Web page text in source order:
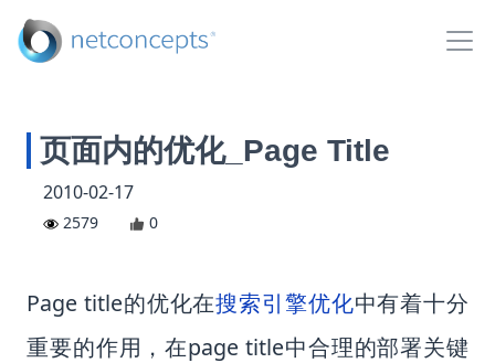
页面内的优化_Page Title
2010-02-17
2579 0
Page title的优化在搜索引擎优化中有着十分
重要的作用，在page title中合理的部署关键